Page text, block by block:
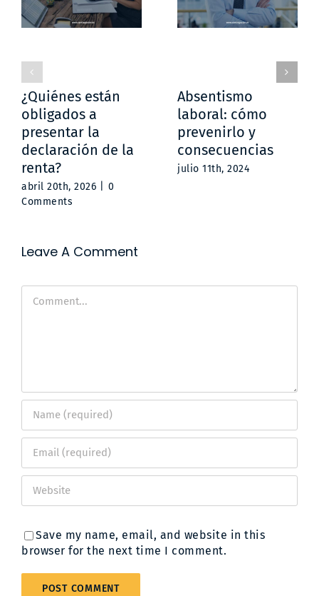
¿Quiénes están
obligados a
presentar la
declaración de la
renta?
abril 20th, 2026
0
Comments
Absentismo
laboral: cómo
prevenirlo y
consecuencias
julio 11th, 2024
Leave A Comment
Save my name, email, and website in this
browser for the next time I comment.